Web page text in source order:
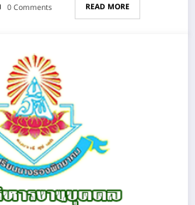
0 Comments READ MORE